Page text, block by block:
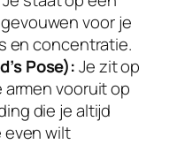
voor je
en concentratie.
Pose):Je zit op
vooruit op
die je altijd
even wilt